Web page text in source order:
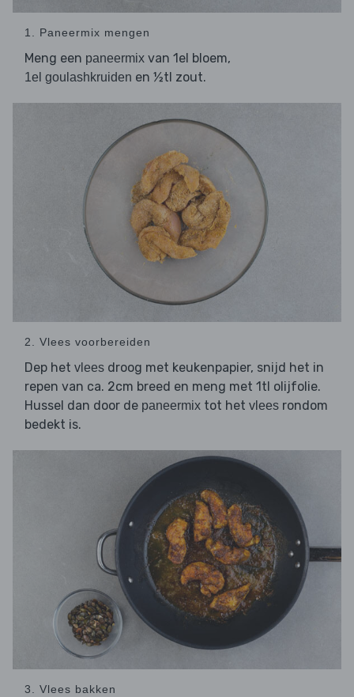
1. Paneermix mengen
Meng een paneermix van 1el bloem,
1el goulashkruiden en ½tl zout.
2. Vlees voorbereiden
Dep het vlees droog met keukenpapier, snijd het in
repen van ca. 2cm breed en meng met 1tl olijfolie.
Hussel dan door de paneermix tot het vlees rondom
bedekt is.
3. Vlees bakken